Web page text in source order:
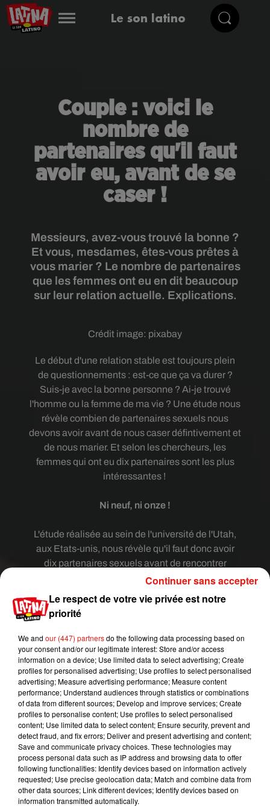
Le son latino
Couple : voici le
nombre de
partenaires qu'il faut
avoir eu, avant de se
caser !
Messieurs, avez-vous trouvé la bonne ?
Et vous, mesdames, êtes-vous prêtes à
vous marier ? Le nombre de partenaires
que les femmes ont eu en dit beaucoup
sur leur relation actuelle. Explications.
Crédit image: pixabay
Le début d'une relation stable est toujours plein
de questionnements : est-ce que ça va durer ?
Suis-je avec la bonne personne ? Ai-je trouvé
l'homme ou la femme de ma vie ? Une étude nous
révèle combien de partenaires sexuels nous
devons avoir avant de nous caser défintivement et
de nous marier. Et selon les chercheurs, les
femmes qui ont eu dix partenaires sont les plus
intéressantes !
Ni neuf, ni onze !
L'étude réalisée au sein de l'université de l'Utah,
aux Etats-unis, nous révèle qu'il faut donc avoir
dix partenaires sexuels avant de rencontrer
l'homme de sa vie, sans quoi le mariage pourrait
qui ont cumulé plus de dix partenaires avant leur
relation actuelle ne tiendraient pas plus de 5 ans
une fois mariées. Et ce n'est pas une question
d'instabilité, mais bien d'exigence ! Les femmes
plus expérimentées savent mieux ce qu'elles
veulent que les autres.
Si vous avez eu moins de dix partenaires, avant
de rencontrer votre conjoint, vous risquez cette
fois de ne pas savoir ce que vous voulez vraiment,
et donc de ne pas être totalement satisfaite.
Quant aux hommes ? L'étude ne dit pas combien
de partenaires ils doivent avoir avant de se caser.
Mais sûrement bien plus que dix !
Le respect de votre vie privée est notre
priorité
We and our (447) partnersdo the following data processing based on
your consent and/or our legitimate interest: Store and/or access
information on a device; Use limited data to select advertising; Create
profiles for personalised advertising; Use profiles to select personalised
advertising; Measure advertising performance; Measure content
performance; Understand audiences through statistics or combinations
of data from different sources; Develop and improve services; Create
profiles to personalise content; Use profiles to select personalised
content; Use limited data to select content; Ensure security, prevent and
detect fraud, and fix errors; Deliver and present advertising and content;
Save and communicate privacy choices. These technologies may
process personal data such as IP address and browsing data to offer
following functionalities: Identify devices based on information actively
requested; Use precise geolocation data; Match and combine data from
other data sources; Link different devices; Identify devices based on
information transmitted automatically.
Continuer sans accepter